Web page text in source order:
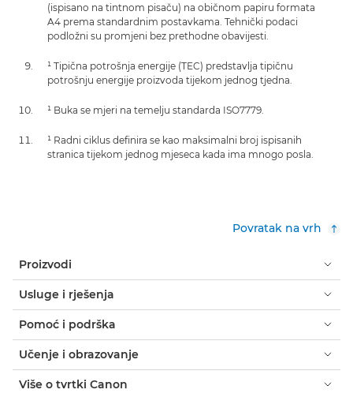
(ispisano na tintnom pisaču) na običnom papiru formata
A4 prema standardnim postavkama. Tehnički podaci
podložni su promjeni bez prethodne obavijesti.
¹ Tipična potrošnja energije (TEC) predstavlja tipičnu
potrošnju energije proizvoda tijekom jednog tjedna.
¹ Buka se mjeri na temelju standarda ISO7779.
¹ Radni ciklus definira se kao maksimalni broj ispisanih
stranica tijekom jednog mjeseca kada ima mnogo posla.
Povratak na vrh
Proizvodi
Usluge i rješenja
Pomoć i podrška
Učenje i obrazovanje
Više o tvrtki Canon